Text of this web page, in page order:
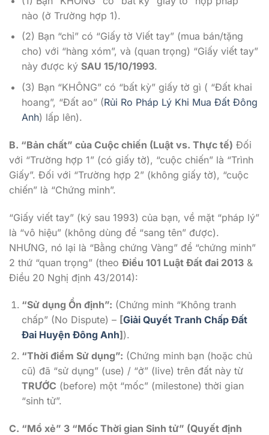
nào (ở Trường hợp 1).
(2) Bạn “chỉ” có “Giấy tờ Viết tay” (mua bán/tặng
cho) với “hàng xóm”, và (quan trọng) “Giấy viết tay”
này được ký SAU 15/10/1993.
(3) Bạn “KHÔNG” có “bất kỳ” giấy tờ gì ( “Đất khai
hoang”, “Đất ao” (Rủi Ro Pháp Lý Khi Mua Đất Đông
Anh) lấp lên).
B. “Bản chất” của Cuộc chiến (Luật vs. Thực tế) Đối
với “Trường hợp 1” (có giấy tờ), “cuộc chiến” là “Trình
Giấy”. Đối với “Trường hợp 2” (không giấy tờ), “cuộc
chiến” là “Chứng minh”.
“Giấy viết tay” (ký sau 1993) của bạn, về mặt “pháp lý”
là “vô hiệu” (không dùng để “sang tên” được).
NHƯNG, nó lại là “Bằng chứng Vàng” để “chứng minh”
2 thứ “quan trọng” (theo Điều 101 Luật Đất đai 2013 &
Điều 20 Nghị định 43/2014):
“Sử dụng Ổn định”: (Chứng minh “Không tranh
chấp” (No Dispute) – [Giải Quyết Tranh Chấp Đất
Đai Huyện Đông Anh]).
“Thời điểm Sử dụng”: (Chứng minh bạn (hoặc chủ
cũ) đã “sử dụng” (use) / “ở” (live) trên đất này từ
TRƯỚC (before) một “mốc” (milestone) thời gian
“sinh tử”.
C. “Mổ xẻ” 3 “Mốc Thời gian Sinh tử” (Quyết định